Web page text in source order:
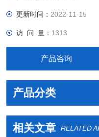
更新时间： 2022-11-15
访 问 量： 1313
产品咨询
产品分类
相关文章 RELATED